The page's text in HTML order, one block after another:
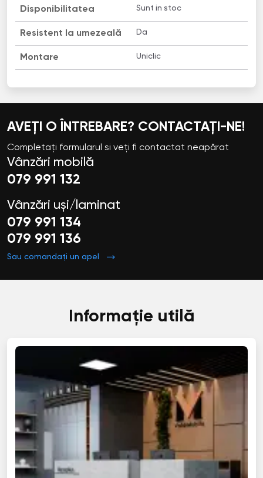
Disponibilitatea Sunt in stoc
Resistent la umezeală Da
Montare Uniclic
AVEȚI O ÎNTREBARE? CONTACTAȚI-NE!
Completați formularul si veți fi contactat neapărat
Vânzări mobilă
079 991 132
Vânzări uși/laminat
079 991 134
079 991 136
Sau comandați un apel
Informație utilă